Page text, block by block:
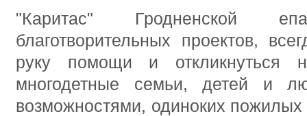
"Каритас" Гродненской
благотворительных проектов,
руку помощи и откликнуться
многодетные семьи, детей и
возможностями, одиноких